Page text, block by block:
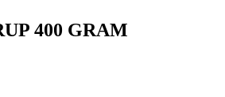
400 GRAM